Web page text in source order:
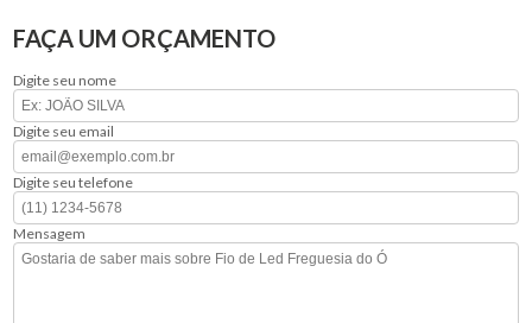
FAÇA UM ORÇAMENTO
Digite seu nome
Digite seu email
Digite seu telefone
Mensagem